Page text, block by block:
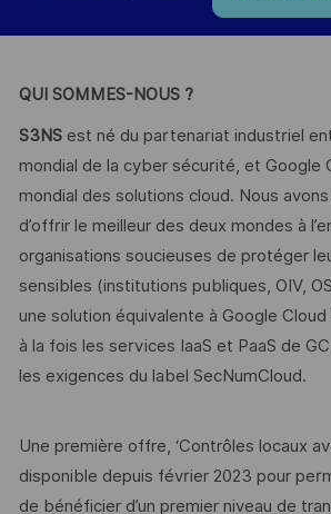
QUI SOMMES-NOUS ?
S3NSest né du partenariat industriel
mondial de la cyber sécurité, et Google
mondial des solutions cloud. Nous
d’offrir le meilleur des deux mondes à
organisations soucieuses de protéger
sensibles (institutions publiques, OIV,
une solution équivalente à Google
à la fois les services IaaS et PaaS de
les exigences du label SecNumCloud.
Une première offre, ‘Contrôles locaux
disponible depuis février 2023 pour
de bénéficier d’un premier niveau de